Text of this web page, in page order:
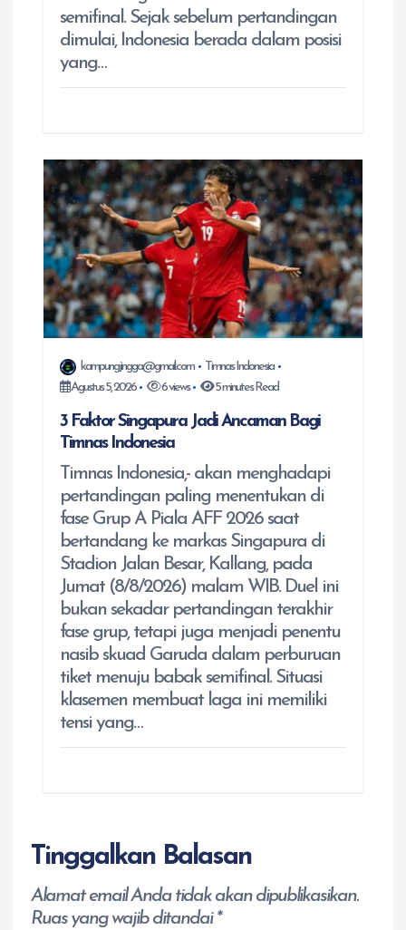
semifinal. Sejak sebelum pertandingan
dimulai, Indonesia berada dalam posisi
yang…
kampungjingga@gmail.com
Timnas Indonesia
Agustus 5, 2026
6 views 5 minutes Read
3 Faktor Singapura Jadi Ancaman Bagi
Timnas Indonesia
Timnas Indonesia,- akan menghadapi
pertandingan paling menentukan di
fase Grup A Piala AFF 2026 saat
bertandang ke markas Singapura di
Stadion Jalan Besar, Kallang, pada
Jumat (8/8/2026) malam WIB. Duel ini
bukan sekadar pertandingan terakhir
fase grup, tetapi juga menjadi penentu
nasib skuad Garuda dalam perburuan
tiket menuju babak semifinal. Situasi
klasemen membuat laga ini memiliki
tensi yang…
Tinggalkan Balasan
Alamat email Anda tidak akan dipublikasikan.
Ruas yang wajib ditandai*